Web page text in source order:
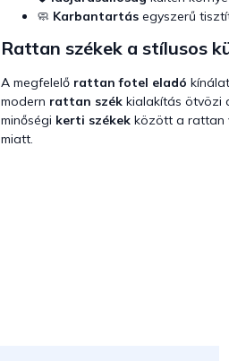
🧼 Karbantartás egyszerű
Rattan székek a stílusos
A megfelelő rattan fotel eladó
modern rattan szék kialakítás ötvözi
minőségi kerti székek között a rattan
miatt.